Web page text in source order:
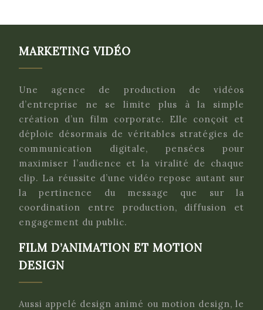
MARKETING VIDÉO
Une agence de production de vidéos
d’entreprise ne se limite plus à la simple
création d’un film corporate. Elle conçoit et
déploie désormais de véritables stratégies de
communication digitale, pensées pour
maximiser l’audience et la viralité de chaque
clip. La réussite d’une vidéo repose autant sur
la pertinence du message que sur la
coordination entre production, diffusion et
engagement du public.
FILM D’ANIMATION ET MOTION
DESIGN
Aussi appelé design animé ou motion design, le